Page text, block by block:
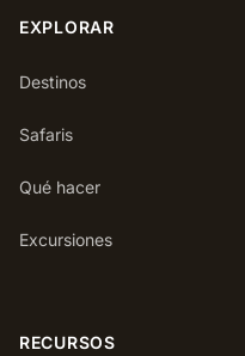
EXPLORAR
Destinos
Safaris
Qué hacer
Excursiones
RECURSOS